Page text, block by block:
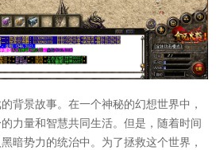
背景故事。在一个神秘的幻想世界中，
力量和智慧共同生活。但是，随着时间
暗势力的统治中。为了拯救这个世界，